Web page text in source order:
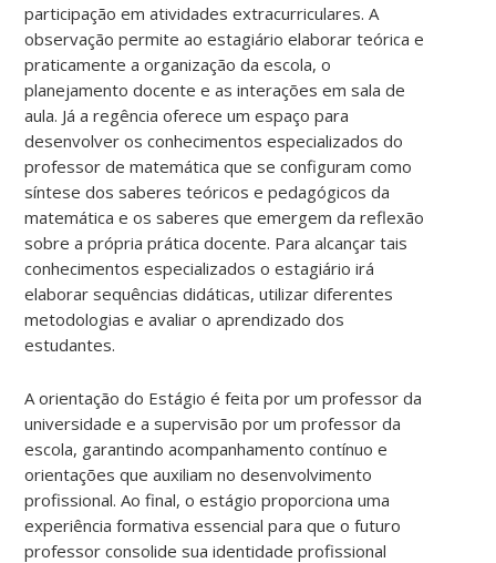
participação em atividades extracurriculares. A
observação permite ao estagiário elaborar teórica e
praticamente a organização da escola, o
planejamento docente e as interações em sala de
aula. Já a regência oferece um espaço para
desenvolver os conhecimentos especializados do
professor de matemática que se configuram como
síntese dos saberes teóricos e pedagógicos da
matemática e os saberes que emergem da reflexão
sobre a própria prática docente. Para alcançar tais
conhecimentos especializados o estagiário irá
elaborar sequências didáticas, utilizar diferentes
metodologias e avaliar o aprendizado dos
estudantes.
A orientação do Estágio é feita por um professor da
universidade e a supervisão por um professor da
escola, garantindo acompanhamento contínuo e
orientações que auxiliam no desenvolvimento
profissional. Ao final, o estágio proporciona uma
experiência formativa essencial para que o futuro
professor consolide sua identidade profissional